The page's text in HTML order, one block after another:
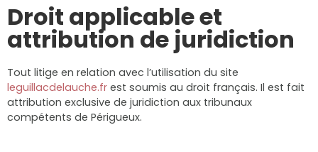
Droit applicable et
attribution de juridiction
Tout litige en relation avec l’utilisation du site
leguillacdelauche.fr est soumis au droit français. Il est fait
attribution exclusive de juridiction aux tribunaux
compétents de Périgueux.